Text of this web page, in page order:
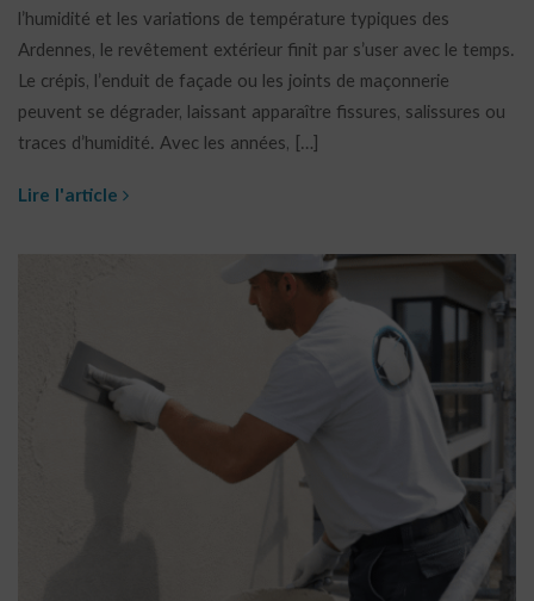
l’humidité et les variations de température typiques des
Ardennes, le revêtement extérieur finit par s’user avec le temps.
Le crépis, l’enduit de façade ou les joints de maçonnerie
peuvent se dégrader, laissant apparaître fissures, salissures ou
traces d’humidité. Avec les années, […]
Lire l'article